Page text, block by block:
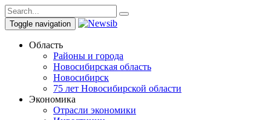
Toggle navigation
Область
Районы и города
Новосибирская область
Новосибирск
75 лет Новосибирской области
Экономика
Отрасли экономики